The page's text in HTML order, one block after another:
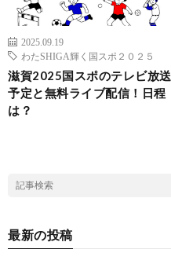
2025.09.19
わたSHIGA輝く国スポ２０２５
滋賀2025国スポのテレビ放送
予定と無料ライブ配信！日程
は？
最新の投稿